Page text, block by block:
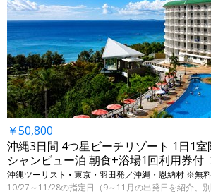
￥50,800
沖縄3日間 4つ星ビーチリゾート 1日1
シャンビュー泊 朝食+浴場1回利用券付